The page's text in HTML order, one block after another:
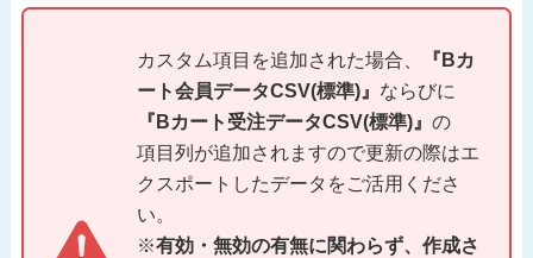
カスタム項目を追加された場合、
『Bカ
ート会員データCSV(標準)』 ならびに
『Bカート受注データCSV(標準)』 の
項目列が追加されますので更新の際はエ
クスポートしたデータをご活用くださ
い。
※有効・無効の有無に関わらず、作成さ